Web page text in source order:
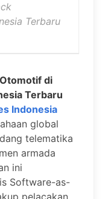
Terbaru
di
Terbaru
Indonesia
global
telematika
armada
ini
Software-as-
pelacakan